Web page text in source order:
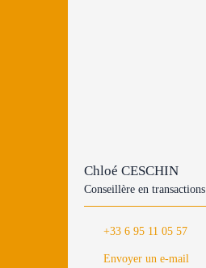
Chloé CESCHIN
Conseillère en transactions
+33 6 95 11 05 57
Envoyer un e-mail